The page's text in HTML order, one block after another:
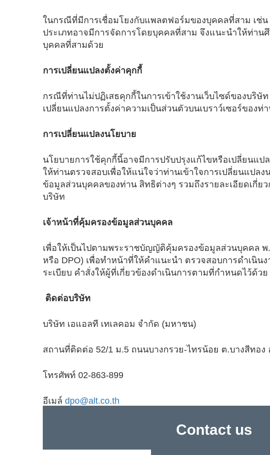
ในกรณีที่มีการเชื่อมโยงกับแพลตฟอร์มของบุคคลที่สาม เช่
ประเภทอาจมีการจัดการโดยบุคคลที่สาม จึงแนะนำให้ท่า
บุคคลที่สามด้วย
การเปลี่ยนแปลงตั้งค่าคุกกี้
กรณีที่ท่านไม่ปฏิเสธคุกกี้ในการเข้าใช้งานเว็บไซด์ของบริ
เปลี่ยนแปลงการตั้งค่าความเป็นส่วนตัวบนเบราว์เซอร์ของ
การเปลี่ยนแปลงนโยบาย
นโยบายการใช้คุกกี้นี้อาจมีการปรับปรุงแก้ไขหรือเปลี่ยนแ
ให้ท่านตรวจสอบเพื่อให้แน่ใจว่าท่านเข้าใจการเปลี่ยนแปล
ข้อมูลส่วนบุคคลของท่าน สิทธิต่างๆ รวมถึงรายละเอียดเกี่
บริษัท
เจ้าหน้าที่คุ้มครองข้อมูลส่วนบุคคล
เพื่อให้เป็นไปตามพระราชบัญญัติคุ้มครองข้อมูลส่วนบุคคล พ
หรือ DPO) เพื่อทำหน้าที่ให้คำแนะนำ ตรวจสอบการดำเนิน
ระเบียบ คำสั่งให้ผู้ที่เกี่ยวข้องดำเนินการตามที่กำหนดไว้ด้วย
ติดต่อบริษัท
บริษัท เอแอลที เทเลคอม จำกัด (มหาชน)
สถานที่ติดต่อ 52/1 ม.5 ถนนบางกรวย-ไทรน้อย ต.บางสีทอง
โทรศัพท์ 02-863-899
อีเมล์ dpo@alt.co.th
Contact us